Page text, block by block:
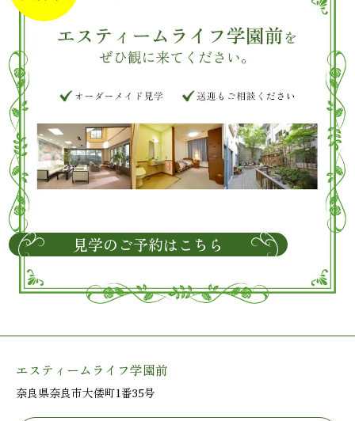
見学のご予約はこちら
エスティームライフ学園前
奈良県奈良市大倭町1番35号